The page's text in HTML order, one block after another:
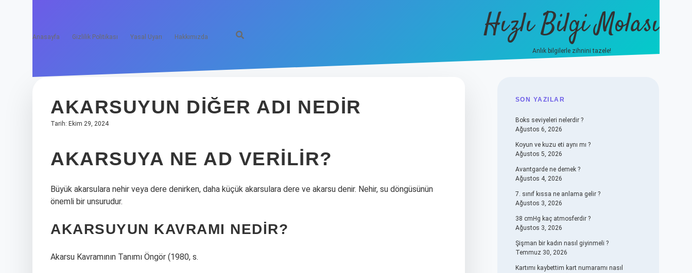
Anasayfa Gizlilik Politikası Yasal Uyarı Hakkımızda Hızlı Bilgi Molası
Anlık bilgilerle zihnini tazele!
AKARSUYUN DIĞER ADI NEDIR
Tarih: Ekim 29, 2024
AKARSUYA NE AD VERILIR?
Büyük akarsulara nehir veya dere denirken, daha küçük akarsulara dere ve akarsu denir. Nehir, su döngüsünün
önemli bir unsurudur.
AKARSUYUN KAVRAMI NEDIR?
Akarsu Kavramının Tanımı Öngör (1980, s.
SIDEBAR
SON YAZILAR
Boks seviyeleri nelerdir ?
Ağustos 6, 2026
Koyun ve kuzu eti aynı mı ?
Ağustos 5, 2026
Avantgarde ne demek ?
Ağustos 4, 2026
7. sınıf kıssa ne anlama gelir ?
Ağustos 3, 2026
38 cmHg kaç atmosferdir ?
Ağustos 3, 2026
Şişman bir kadın nasıl giyinmeli ?
Temmuz 30, 2026
Kartımı kaybettim kart numaramı nasıl